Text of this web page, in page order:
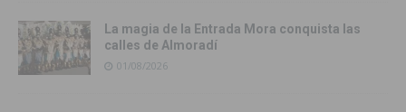
La magia de la Entrada Mora conquista las
calles de Almoradí
01/08/2026